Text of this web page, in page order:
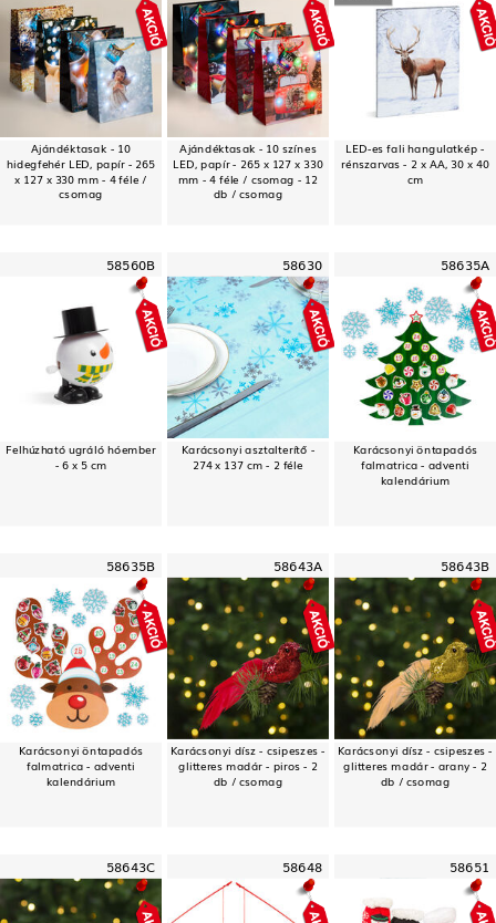
Ajándéktasak - 10
hidegfehér LED, papír - 265
x 127 x 330 mm - 4 féle /
csomag
Ajándéktasak - 10 színes
LED, papír - 265 x 127 x 330
mm - 4 féle / csomag - 12
db / csomag
LED-es fali hangulatkép -
rénszarvas - 2 x AA, 30 x 40
cm
58560B
Felhúzható ugráló hóember
- 6 x 5 cm
58630
Karácsonyi asztalterítő -
274 x 137 cm - 2 féle
58635A
Karácsonyi öntapadós
falmatrica - adventi
kalendárium
58635B
Karácsonyi öntapadós
falmatrica - adventi
kalendárium
58643A
Karácsonyi dísz - csipeszes -
glitteres madár - piros - 2
db / csomag
58643B
Karácsonyi dísz - csipeszes -
glitteres madár - arany - 2
db / csomag
58643C 58648 58651